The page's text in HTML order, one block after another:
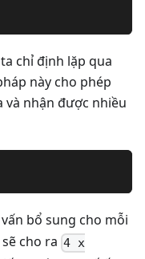
chỉ định lặp qua
này cho phép
và nhận được nhiều
bổ sung cho mỗi
cho ra 4 x